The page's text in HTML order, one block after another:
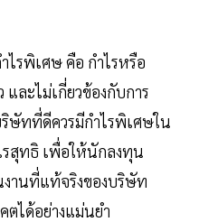
ไรพิเศษ คือ กำไรหรือ
ละไม่เกี่ยวข้องกับการ
ษัทที่ดีควรมีกำไรพิเศษใน
สุทธิ เพื่อให้นักลงทุน
งานที่แท้จริงของบริษัท
ตได้อย่างแม่นยำ